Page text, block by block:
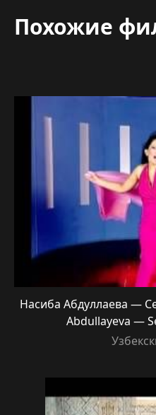
Похожие
Насиба Абдуллаева —
Abdullayeva —